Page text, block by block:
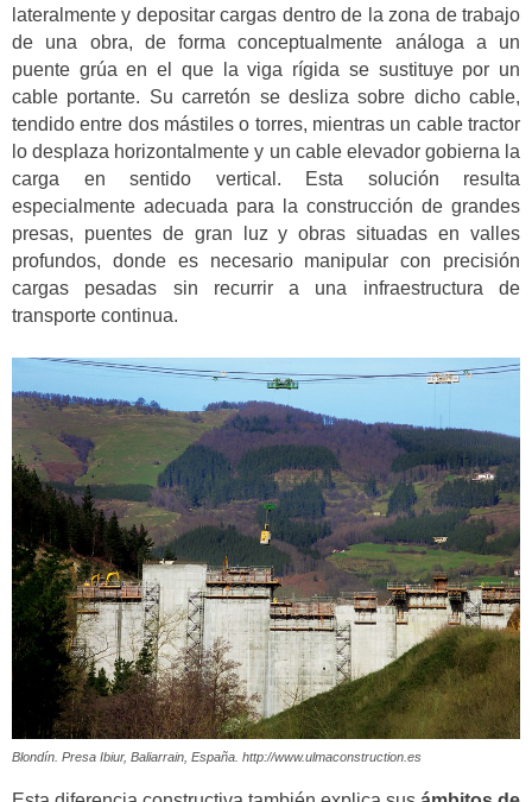
lateralmente y depositar cargas dentro de la zona de trabajo
de una obra, de forma conceptualmente análoga a un
puente grúa en el que la viga rígida se sustituye por un
cable portante. Su carretón se desliza sobre dicho cable,
tendido entre dos mástiles o torres, mientras un cable tractor
lo desplaza horizontalmente y un cable elevador gobierna la
carga en sentido vertical. Esta solución resulta
especialmente adecuada para la construcción de grandes
presas, puentes de gran luz y obras situadas en valles
profundos, donde es necesario manipular con precisión
cargas pesadas sin recurrir a una infraestructura de
transporte continua.
Blondín. Presa Ibiur, Baliarrain, España. http://www.ulmaconstruction.es